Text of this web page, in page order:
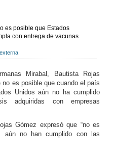
Mirabal, Bautista Rojas
es posible que cuando el país
Unidos aún no ha cumplido
adquiridas con empresas
Gómez expresó que “no es
aún no han cumplido con las